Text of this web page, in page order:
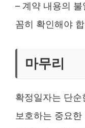
– 계약 내용의
꼼히 확인해야
마무리
확정일자는 단
보호하는 중요